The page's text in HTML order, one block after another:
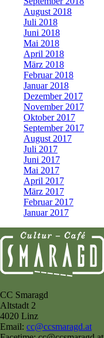
August 2018
Juli 2018
Juni 2018
Mai 2018
April 2018
März 2018
Februar 2018
Januar 2018
Dezember 2017
November 2017
Oktober 2017
September 2017
August 2017
Juli 2017
Juni 2017
Mai 2017
April 2017
März 2017
Februar 2017
Januar 2017
CC Smaragd
Altstadt 2
4020 Linz
Email: cc@ccsmaragd.at